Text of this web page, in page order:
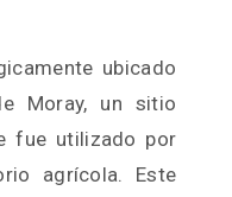
ubicado
Moray, un sitio
fue utilizado por
agrícola. Este